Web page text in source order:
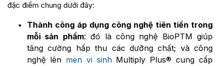
đặc điểm chung dưới đây:
Thành công áp dụng công nghệ tiên tiến trong
mỗi sản phẩm: đó là công nghệ BioPTM giúp
tăng cường hấp thu các dưỡng chất; và công
nghệ lên men vi sinhMultiply Plus® cung cấp